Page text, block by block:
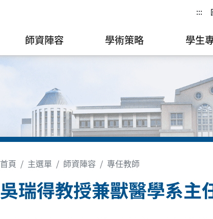
:::
師資陣容 學術策略 學生
首頁 主選單 師資陣容 專任教師
吳瑞得教授兼獸醫學系主